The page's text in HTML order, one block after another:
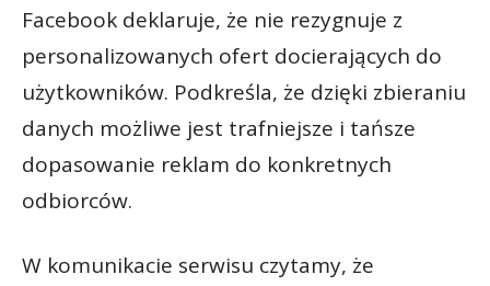
Facebook deklaruje, że nie rezygnuje z
personalizowanych ofert docierających do
użytkowników. Podkreśla, że dzięki zbieraniu
danych możliwe jest trafniejsze i tańsze
dopasowanie reklam do konkretnych
odbiorców.
W komunikacie serwisu czytamy, że